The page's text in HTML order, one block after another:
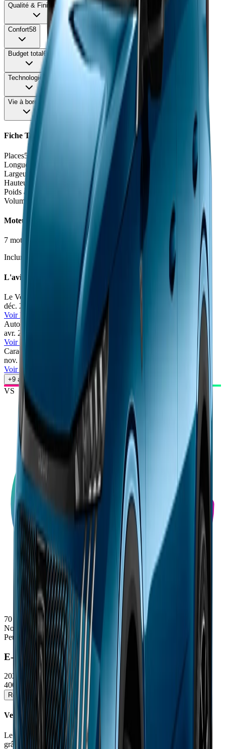
Qualité & Finition
Confort58
Budget total68
Technologie
Vie à bord
Fiche Technique
Places5 places
Longueur
Largeur
1.85
Hauteur
1.56 - 1.59
Poids à vide
kg
Volume coffre
Moteurs et Finitions
7 motorisation finitions
Inclure Malus 2026
L'avis des experts
Le Vendeur Automobiles
déc. 2025
Le Vendeur Automobiles
Voir l'article
Automobile Magazine
78
avr. 2025
Voir l'article
Caradisiac
nov. 2024
Voir l'article
+9 autres avis
VS
70
Note
Peugeot
E-3008
2025/2026
40000 - 54190 €
Réserver un essai Voir la fiche détaillée →
Verdict
Le e-3008 Dual Motor 325 ch améliore nettement le dynamisme
grâce à son châssis revu et sa transmission intégrale, tout en